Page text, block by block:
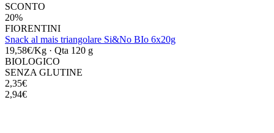
SCONTO
20%
FIORENTINI
Snack al mais triangolare Si&No BIo 6x20g
19,58€/Kg · Qta 120 g
BIOLOGICO
SENZA GLUTINE
2,35€
2,94€